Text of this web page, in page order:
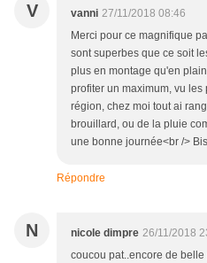
V vanni 27/11/2018 08:46
Merci pour ce magnifique
sont superbes que ce soit
plus en montage qu'en
profiter un maximum, vu
région, chez moi tout ai
brouillard, ou de la pluie
une bonne journée<br />
Répondre
N nicole dimpre 26/11/2018
coucou pat..encore de